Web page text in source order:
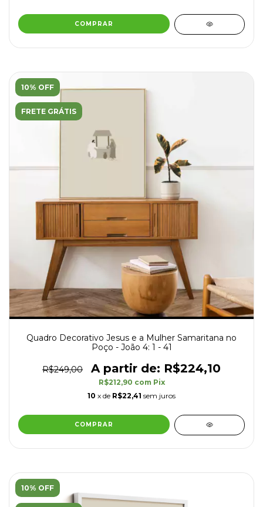
COMPRAR
10% OFF
FRETE GRÁTIS
Quadro Decorativo Jesus e a Mulher Samaritana no
Poço - João 4: 1 - 41
R$249,00 R$224,10
R$212,90 com Pix
10 x de R$22,41 sem juros
COMPRAR
10% OFF